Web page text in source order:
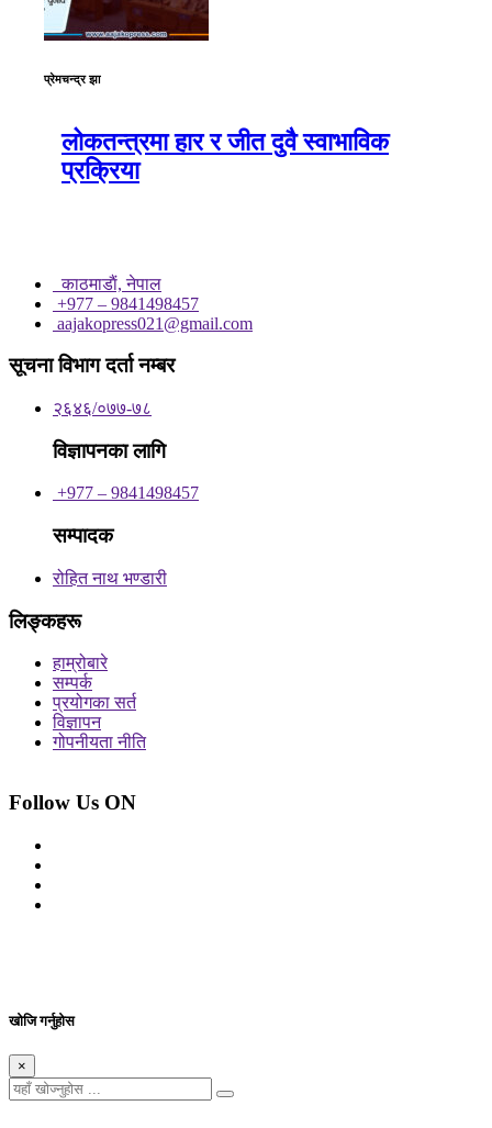
प्रेमचन्द्र झा
लोकतन्त्रमा हार र जीत दुवै स्वाभाविक
प्रक्रिया
काठमाडाैं, नेपाल
+977 – 9841498457
aajakopress021@gmail.com
सूचना विभाग दर्ता नम्बर
२६४६/०७७-७८
विज्ञापनका लागि
+977 – 9841498457
सम्पादक
रोहित नाथ भण्डारी
लिङ्कहरू
हाम्रोबारे
सम्पर्क
प्रयोगका सर्त
विज्ञापन
गोपनीयता नीति
Follow Us ON
खोजि गर्नुहोस
×